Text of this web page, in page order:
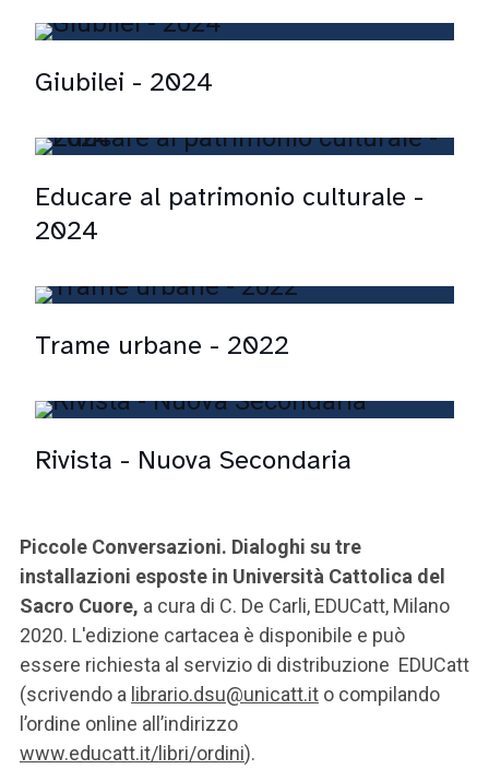
Giubilei - 2024
Educare al patrimonio culturale -
2024
Trame urbane - 2022
Rivista - Nuova Secondaria
Piccole Conversazioni. Dialoghi su tre
installazioni esposte in Università Cattolica del
Sacro Cuore, a cura di C. De Carli, EDUCatt, Milano
2020. L'edizione cartacea è disponibile e può
essere richiesta al servizio di distribuzione EDUCatt
(scrivendo a librario.dsu@unicatt.it o compilando
l’ordine online all’indirizzo
www.educatt.it/libri/ordini).